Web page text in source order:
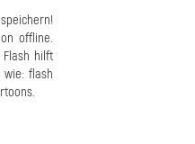
offline.
hilft
wie: flash